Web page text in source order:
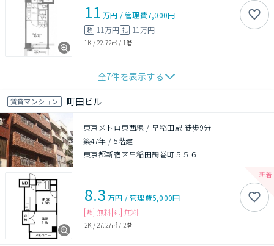
11 万円 /管理費7,000円
敷 11万円 礼 11万円
1K / 22.72㎡ / 1階
全7件を表示する
賃貸マンション 町田ビル
東京メトロ東西線 / 早稲田駅 徒歩9分
築47年 /5階建
東京都新宿区早稲田鶴巻町５５６
8.3 万円 /管理費5,000円
敷 無料 礼 無料
2K / 27.27㎡ / 2階